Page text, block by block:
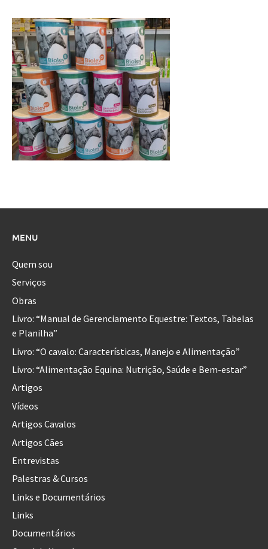
MENU
Quem sou
Serviços
Obras
Livro: “Manual de Gerenciamento Equestre: Textos, Tabelas
e Planilha”
Livro: “O cavalo: Características, Manejo e Alimentação”
Livro: “Alimentação Equina: Nutrição, Saúde e Bem-estar”
Artigos
Vídeos
Artigos Cavalos
Artigos Cães
Entrevistas
Palestras & Cursos
Links e Documentários
Links
Documentários